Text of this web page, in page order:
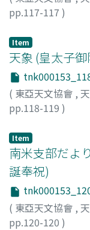
pp.117-117 )
Item
天象 (皇太子
( 東亞天文協會 ,
pp.118-119 )
Item
南米支部だよ
誕奉祝)
( 東亞天文協會 ,
pp.120-120 )